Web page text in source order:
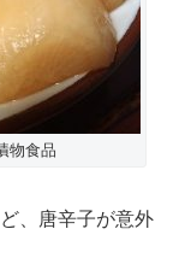
物食品
、唐辛子が意外